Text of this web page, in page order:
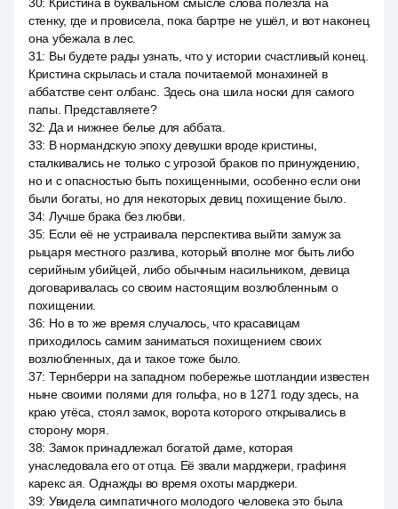
стенку, где и провисела, пока бартре не ушёл, и вот наконец
она убежала в лес.
31: Вы будете рады узнать, что у истории счастливый конец.
Кристина скрылась и стала почитаемой монахиней в
аббатстве сент олбанс. Здесь она шила носки для самого
папы. Представляете?
32: Да и нижнее белье для аббата.
33: В нормандскую эпоху девушки вроде кристины,
сталкивались не только с угрозой браков по принуждению,
но и с опасностью быть похищенными, особенно если они
были богаты, но для некоторых девиц похищение было.
34: Лучше брака без любви.
35: Если её не устраивала перспектива выйти замуж за
рыцаря местного разлива, который вполне мог быть либо
серийным убийцей, либо обычным насильником, девица
договаривалась со своим настоящим возлюбленным о
похищении.
36: Но в то же время случалось, что красавицам
приходилось самим заниматься похищением своих
возлюбленных, да и такое тоже было.
37: Тернберри на западном побережье шотландии известен
ныне своими полями для гольфа, но в 1271 году здесь, на
краю утёса, стоял замок, ворота которого открывались в
сторону моря.
38: Замок принадлежал богатой даме, которая
унаследовала его от отца. Её звали марджери, графиня
карекс ая. Однажды во время охоты марджери.
39: Увидела симпатичного молодого человека это была